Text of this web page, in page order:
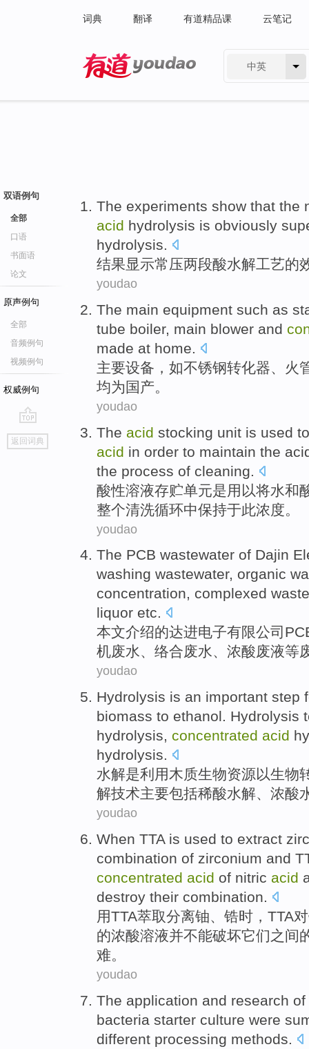
词典 翻译 有道精品课 云笔记
中英
双语例句
全部
口语
书面语
论文
原声例句
全部
音频例句
视频例句
权威例句
go
top
返回词典
The experiments show that the
acid hydrolysis is obviously
hydrolysis.
结果显示常压两段酸水解工艺的
youdao
The main equipment such as
tube boiler, main blower and
made at home.
主要设备 ， 如不锈钢转化器、 火
均为 国产。
youdao
The acid stocking unit is used
acid in order to maintain the
the process of cleaning
酸性溶液存贮单元是用以将水和
整个清洗循环中保持于此浓度 。
youdao
The PCB wastewater of Dajin
washing wastewater, organic
concentration, complexed
liquor etc.
本文介绍的达进电子有限公司
机废水、 络合废水、 浓酸废液等
youdao
Hydrolysis is an important step
biomass to ethanol. Hydrolysis
hydrolysis, concentrated acid
hydrolysis.
水解是利用木质生物资源以生物
解技术主要包括稀酸水解、 浓酸
youdao
When TTAis used to extract
combination of zirconium and
concentrated acid of nitric acid
destroy their combination.
用TTA萃取分离铀、 锆时 ，TTA
的浓酸溶液并不能破坏它们之间
难。
youdao
The application and research of
bacteria starter culture were
different processing methods.